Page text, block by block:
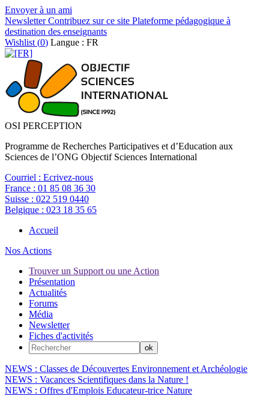
Envoyer à un ami
NewsletterContribuez sur ce site Plateforme pédagogique à
destination des enseignants
Wishlist (0) Langue : FR
OSI PERCEPTION
Programme de Recherches Participatives et d’Education aux
Sciences de l’ONG Objectif Sciences International
Courriel : Ecrivez-nous
France : 01 85 08 36 30
Suisse : 022 519 0440
Belgique : 023 18 35 65
Accueil
Nos Actions
Trouver un Support ou une Action
Présentation
Actualités
Forums
Média
Newsletter
Fiches d'activités
NEWS : Classes de Découvertes Environnement et Archéologie
NEWS : Vacances Scientifiques dans la Nature !
NEWS : Offres d'Emplois Educateur-trice Nature